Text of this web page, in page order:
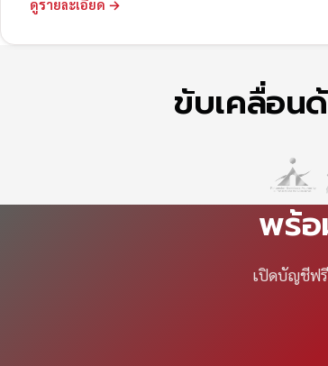
ดูรายละเอียด →
ขับเคลื่อน
พร้อ
เปิดบัญชีฟรี